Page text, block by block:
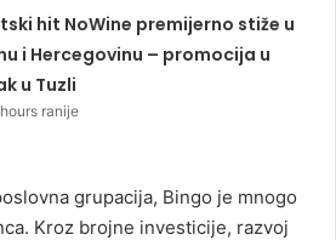
hit NoWine premijerno stiže u
i Hercegovinu – promocija u
u Tuzli
ranije
grupacija, Bingo je mnogo
Kroz brojne investicije, razvoj